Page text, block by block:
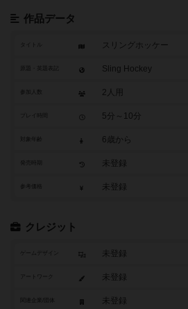
作品データ
タイトル スリングホッケー
Sling Hockey
参加人数 2人用
5分～10分
6歳から
未登録
参考価格 未登録
クレジット
ゲームデザイン 未登録
アートワーク 未登録
未登録